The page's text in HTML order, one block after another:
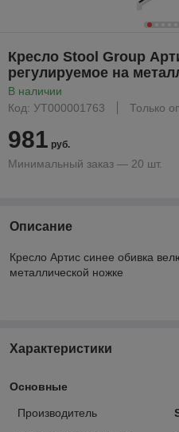
Кресло Stool Group
регулируемое на
В наличии
Код: УТ000001763
Только
981 руб.
Минимальный заказ — 20 шт.
Описание
Кресло Артис синее обивка
металлической ножке
Характеристики
Основные
Производитель